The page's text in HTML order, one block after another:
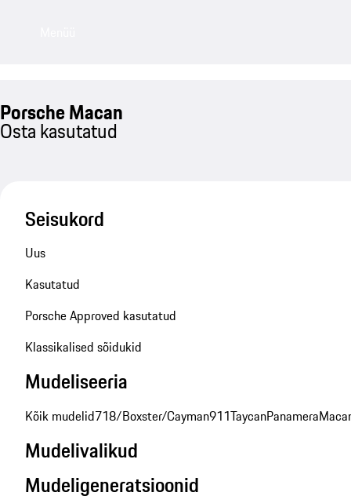
Porsche Macan
Osta kasutatud
Seisukord
Uus
Kasutatud
Porsche Approved kasutatud
Klassikalised sõidukid
Mudeliseeria
Kõik mudelid718/Boxster/Cayman911TaycanPanamera
Mudelivalikud
Mudeligeneratsioonid